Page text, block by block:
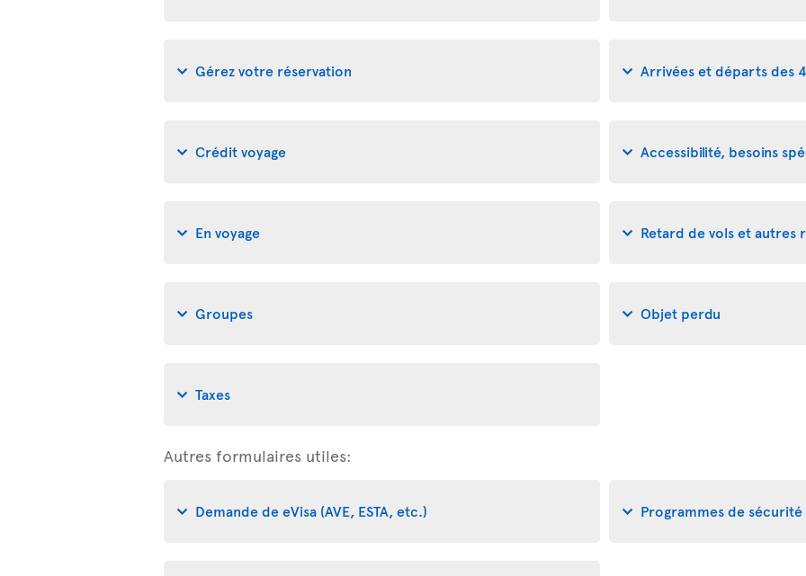
Gérez votre réservation Arrivées et départs des
Crédit voyage Accessibilité, besoins
En voyage Retard de vols et autres
Groupes Objet perdu
Taxes
Autres formulaires utiles:
Demande de eVisa (AVE, ESTA, etc.) Programmes de